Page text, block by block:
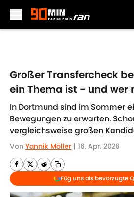
Großer Transfercheck
ein Thema ist - und wer
In Dortmund sind im Sommer
Bewegungen zu erwarten.
vergleichsweise großen
Von Yannik Möller | 16. Apr. 2026
Füg uns als bevorzugte